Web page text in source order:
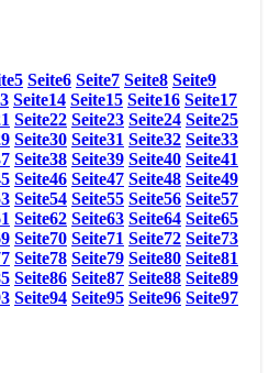
5 Seite6 Seite7 Seite8 Seite9
Seite14 Seite15 Seite16 Seite17
Seite22 Seite23 Seite24 Seite25
Seite30 Seite31 Seite32 Seite33
Seite38 Seite39 Seite40 Seite41
Seite46 Seite47 Seite48 Seite49
Seite54 Seite55 Seite56 Seite57
Seite62 Seite63 Seite64 Seite65
Seite70 Seite71 Seite72 Seite73
Seite78 Seite79 Seite80 Seite81
Seite86 Seite87 Seite88 Seite89
Seite94 Seite95 Seite96 Seite97